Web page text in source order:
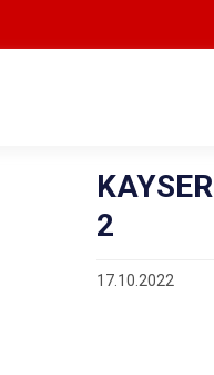
2
17.10.2022